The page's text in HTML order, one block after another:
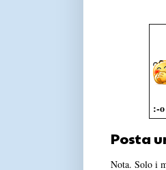
:-o
Posta
Nota. Solo i